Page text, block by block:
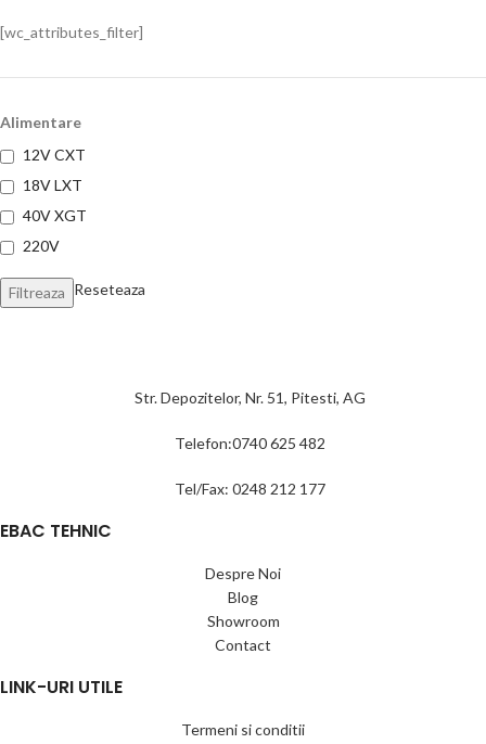
[wc_attributes_filter]
Alimentare
12V CXT
18V LXT
40V XGT
220V
Filtreaza Reseteaza
Str. Depozitelor, Nr. 51, Pitesti, AG
Telefon:0740 625 482
Tel/Fax: 0248 212 177
EBAC TEHNIC
Despre Noi
Blog
Showroom
Contact
LINK-URI UTILE
Termeni si conditii